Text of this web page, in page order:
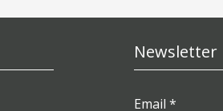
Newsletter
Email